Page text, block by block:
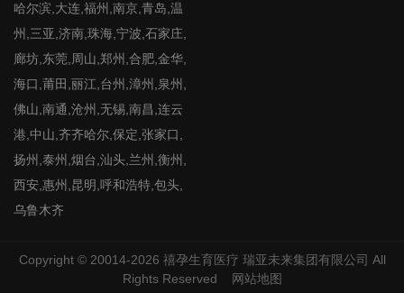
哈尔滨,大连,福州,南京,青岛,温
州,三亚,济南,珠海,宁波,石家庄,
廊坊,东莞,周山,郑州,合肥,金华,
海口,莆田,丽江,台州,漳州,泉州,
佛山,南通,沧州,无锡,南昌,连云
港,中山,齐齐哈尔,保定,张家口,
扬州,泰州,烟台,汕头,兰州,衡州,
西安,惠州,昆明,呼和浩特,包头,
乌鲁木齐
Copyright © 20014-2026 禧孕生育医疗 瑞亚未来集团有限公司 All
Rights Reserved
网站地图